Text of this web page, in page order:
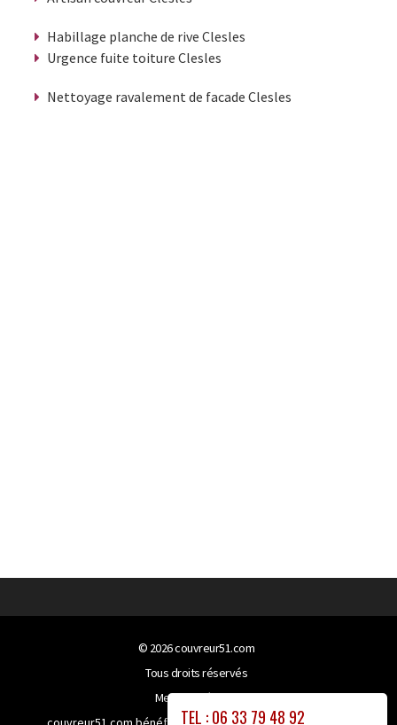
Habillage planche de rive Clesles
Urgence fuite toiture Clesles
Nettoyage ravalement de facade Clesles
TEL : 06 33 79 48 92
© 2026couvreur51.com
Tous droits réservés
Mentions légales